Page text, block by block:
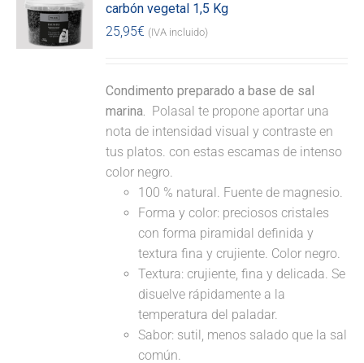
carbón vegetal 1,5 Kg
25,95€ (IVA incluido)
Condimento preparado a base de sal
marina. Polasal te propone aportar una
nota de intensidad visual y contraste en
tus platos. con estas escamas de intenso
color negro.
100 % natural. Fuente de magnesio.
Forma y color: preciosos cristales
con forma piramidal definida y
textura fina y crujiente. Color negro.
Textura: crujiente, fina y delicada. Se
disuelve rápidamente a la
temperatura del paladar.
Sabor: sutil, menos salado que la sal
común.